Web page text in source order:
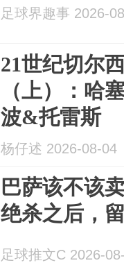
足球界趣事 2026-
21世纪切尔
（上）：哈
波&托雷斯
杨仔述 2026-08-04
巴萨该不该
绝杀之后，
足球推文C 2026-